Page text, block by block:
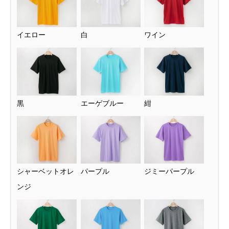
イエロー 白 ワイン
黒 エーゲブルー 紺
シャーベットオレ
ンジ
パープル ジミーパープル